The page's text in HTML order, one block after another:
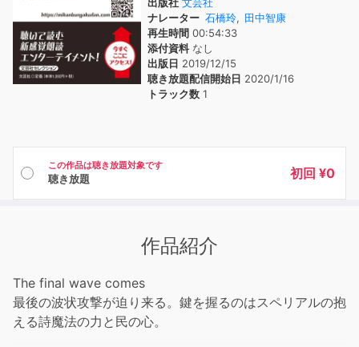
ナレーター 石橋玲, 田中智康
再生時間 00:54:33
添付資料なし
出版日 2019/12/15
聴き放題配信開始日 2020/1/16
トラック数 1
この作品は聴き放題対象です
聴き放題 初回 ¥0
作品紹介
The final wave comes
最後の波状攻撃が迫り来る。鍵を握るのはスペリアルの抱
える詩魔法の力と民の心。